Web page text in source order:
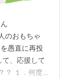
のおもちゃ
愚直に再投
、応援して
？ １．何度